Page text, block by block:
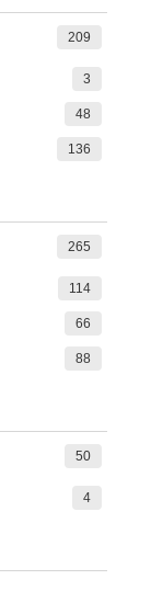
209
3
48
136
265
114
66
88
50
4